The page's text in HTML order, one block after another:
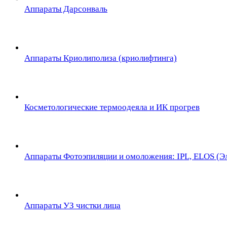
Аппараты Дарсонваль
Аппараты Криолиполиза (криолифтинга)
Косметологические термоодеяла и ИК прогрев
Аппараты Фотоэпиляции и омоложения: IPL, ELOS
Аппараты УЗ чистки лица